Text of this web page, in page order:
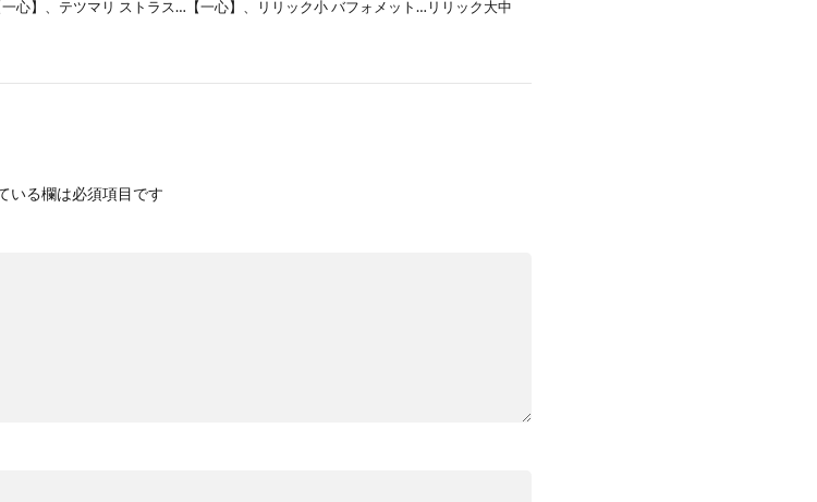
心】、テツマリ ストラス…【一心】、リリック小 バフォメット…リリック大中
いる欄は必須項目です